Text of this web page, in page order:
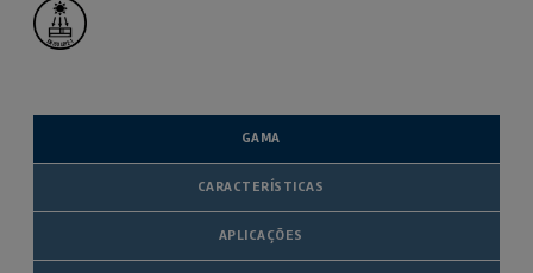
GAMA
CARACTERÍSTICAS
APLICAÇÕES